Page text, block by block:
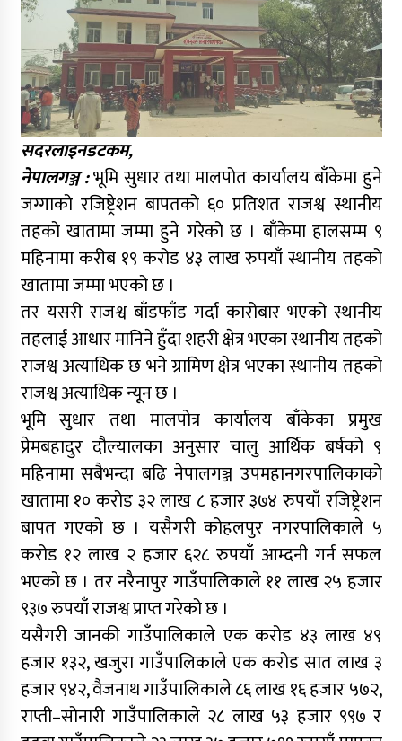
सदरलाइनडटकम,
नेपालगञ्ज :भूमि सुधार तथा मालपोत कार्यालय बाँकेमा हुने
जग्गाको रजिष्ट्रेशन बापतको ६० प्रतिशत राजश्व स्थानीय
तहको खातामा जम्मा हुने गरेको छ । बाँकेमा हालसम्म ९
महिनामा करीब १९ करोड ४३ लाख रुपयाँ स्थानीय तहको
खातामा जम्मा भएको छ ।
तर यसरी राजश्व बाँडफाँड गर्दा कारोबार भएको स्थानीय
तहलाई आधार मानिने हुँदा शहरी क्षेत्र भएका स्थानीय तहको
राजश्व अत्याधिक छ भने ग्रामिण क्षेत्र भएका स्थानीय तहको
राजश्व अत्याधिक न्यून छ ।
भूमि सुधार तथा मालपोत्र कार्यालय बाँकेका प्रमुख
प्रेमबहादुर दौल्यालका अनुसार चालु आर्थिक बर्षको ९
महिनामा सबैभन्दा बढि नेपालगञ्ज उपमहानगरपालिकाको
खातामा १० करोड ३२ लाख ८ हजार ३७४ रुपयाँ रजिष्ट्रेशन
बापत गएको छ । यसैगरी कोहलपुर नगरपालिकाले ५
करोड १२ लाख २ हजार ६२८ रुपयाँ आम्दनी गर्न सफल
भएको छ । तर नरैनापुर गाउँपालिकाले ११ लाख २५ हजार
९३७ रुपयाँ राजश्व प्राप्त गरेको छ ।
यसैगरी जानकी गाउँपालिकाले एक करोड ४३ लाख ४९
हजार १३२, खजुरा गाउँपालिकाले एक करोड सात लाख ३
हजार ९४२, वैजनाथ गाउँपालिकाले ८६ लाख १६ हजार ५७२,
राप्ती–सोनारी गाउँपालिकाले २८ लाख ५३ हजार ९९७ र